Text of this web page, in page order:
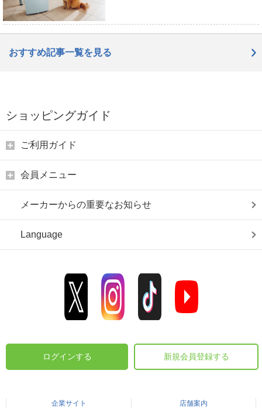
おすすめ記事一覧を見る
ショッピングガイド
ご利用ガイド
会員メニュー
メーカーからの重要なお知らせ
Language
ログインする 新規会員登録する
企業サイト 店舗案内